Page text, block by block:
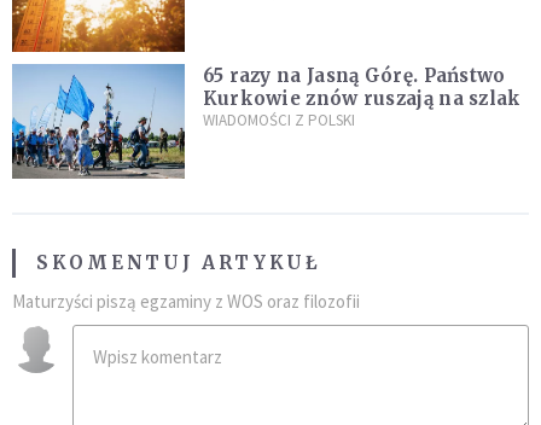
65 razy na Jasną Górę. Państwo
Kurkowie znów ruszają na szlak
WIADOMOŚCI Z POLSKI
SKOMENTUJ ARTYKUŁ
Maturzyści piszą egzaminy z WOS oraz filozofii